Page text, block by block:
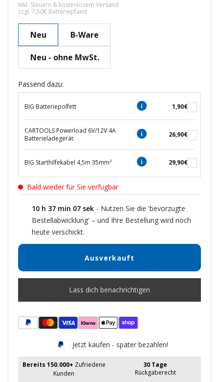
Inkl. Steuern & kostenlosem Versand
zzgl. 7,50€ Batteriepfand
Neu B-Ware
Neu - ohne MwSt.
Passend dazu:
BIG Batteriepolfett 1,90€
CARTOOLS Powerload 6V/12V 4A
Batterieladegerät
26,90€
BIG Starthilfekabel 4,5m 35mm² 29,90€
Bald wieder für Sie verfügbar
10 h 37 min 07 sek - Nutzen Sie die 'bevorzugte
Bestellabwicklung' – und Ihre Bestellung wird noch
heute verschickt.
Ausverkauft
Lass dich benachrichtigen
Jetzt kaufen - später bezahlen!
Bereits 150.000+ Zufriedene
Kunden
30 Tage
Rückgaberecht